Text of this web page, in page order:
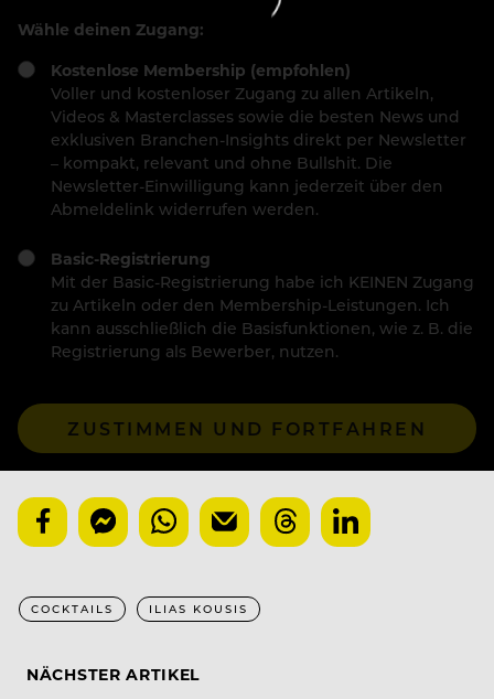
Wähle deinen Zugang:
Kostenlose Membership (empfohlen)
Voller und kostenloser Zugang zu allen Artikeln,
Videos & Masterclasses sowie die besten News und
exklusiven Branchen-Insights direkt per Newsletter
– kompakt, relevant und ohne Bullshit. Die
Newsletter-Einwilligung kann jederzeit über den
Abmeldelink widerrufen werden.
Basic-Registrierung
Mit der Basic-Registrierung habe ich KEINEN Zugang
zu Artikeln oder den Membership-Leistungen. Ich
kann ausschließlich die Basisfunktionen, wie z. B. die
Registrierung als Bewerber, nutzen.
ZUSTIMMEN UND FORTFAHREN
COCKTAILS ILIAS KOUSIS
NÄCHSTER ARTIKEL